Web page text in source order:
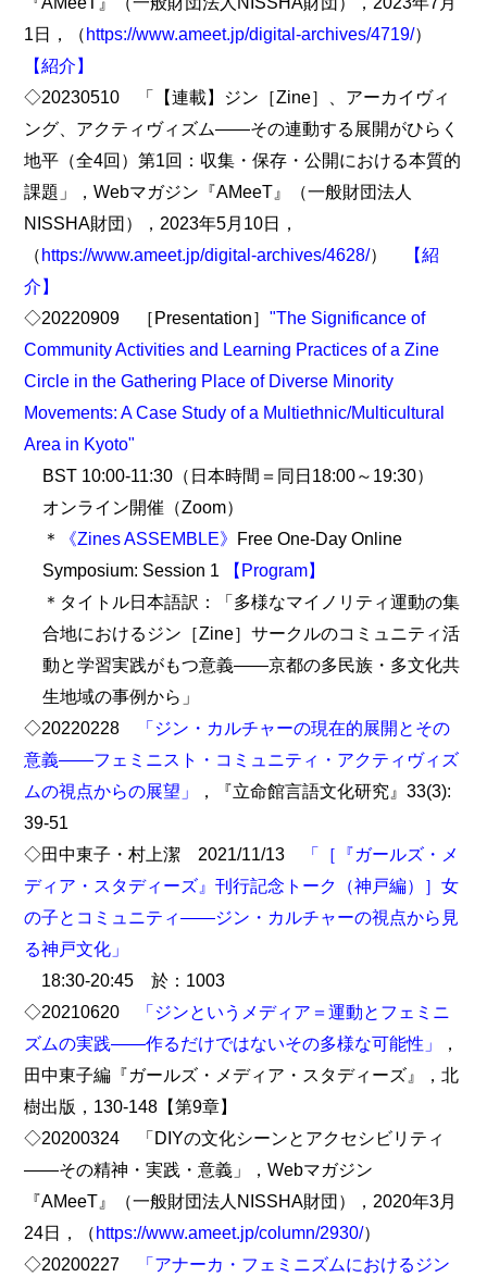
1日，（ https://www.ameet.jp/digital-archives/4719/）
【紹介】
◇20230510 「【連載】ジン［Zine］、アーカイヴィ
ング、アクティヴィズム――その連動する展開がひらく
地平（全4回）第1回：収集・保存・公開における本質的
課題」，Webマガジン『AMeeT』（一般財団法人
NISSHA財団），2023年5月10日，
（ https://www.ameet.jp/digital-archives/4628/）
【紹
介】
◇20220909 ［Presentation］"The Significance of
Community Activities and Learning Practices of a Zine
Circle in the Gathering Place of Diverse Minority
Movements: A Case Study of a Multiethnic/Multicultural
Area in Kyoto"
BST 10:00-11:30（日本時間＝同日18:00～19:30）
オンライン開催（Zoom）
＊
《Zines ASSEMBLE》
Free One-Day Online
Symposium: Session 1
【Program】
＊タイトル日本語訳：「多様なマイノリティ運動の集
合地におけるジン［Zine］サークルのコミュニティ活
動と学習実践がもつ意義――京都の多民族・多文化共
生地域の事例から」
◇20220228
「ジン・カルチャーの現在的展開とその
意義――フェミニスト・コミュニティ・アクティヴィズ
ムの視点からの展望」
，『立命館言語文化研究』33(3):
39-51
◇田中東子・村上潔 2021/11/13
「［『ガールズ・メ
ディア・スタディーズ』刊行記念トーク（神戸編）］女
の子とコミュニティ――ジン・カルチャーの視点から見
る神戸文化」
18:30-20:45 於：1003
◇20210620
「ジンというメディア＝運動とフェミニ
ズムの実践――作るだけではないその多様な可能性」
，
田中東子編『ガールズ・メディア・スタディーズ』，北
樹出版，130-148【第9章】
◇20200324 「DIYの文化シーンとアクセシビリティ
――その精神・実践・意義」，Webマガジン
『AMeeT』（一般財団法人NISSHA財団），2020年3月
24日，（ https://www.ameet.jp/column/2930/）
◇20200227
「アナーカ・フェミニズムにおけるジン